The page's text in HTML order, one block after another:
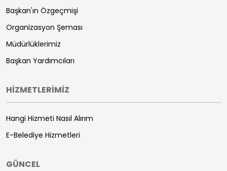
Başkan'ın Özgeçmişi
Organizasyon Şeması
Müdürlüklerimiz
Başkan Yardımcıları
HİZMETLERİMİZ
Hangi Hizmeti Nasıl Alırım
E-Belediye Hizmetleri
GÜNCEL